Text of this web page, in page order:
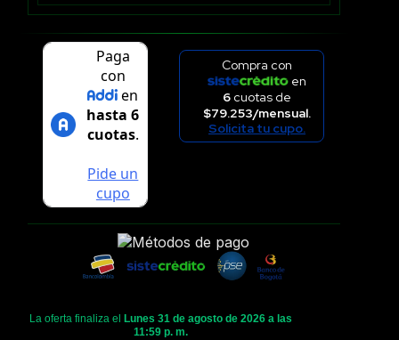
Compra con
en
6 cuotas de
$79.253/mensual.
Solicita tu cupo.
La oferta finaliza el
Lunes 31 de agosto de 2026 a las
11:59 p. m.